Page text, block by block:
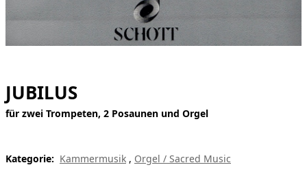
JUBILUS
für zwei Trompeten, 2 Posaunen und Orgel
Kategorie: Kammermusik , Orgel / Sacred Music